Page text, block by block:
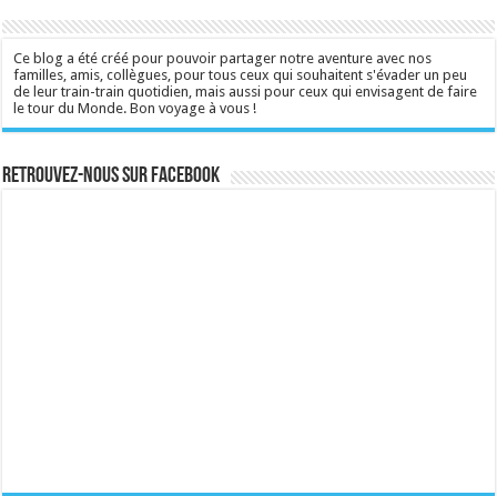
Ce blog a été créé pour pouvoir partager notre aventure avec nos
familles, amis, collègues, pour tous ceux qui souhaitent s'évader un peu
de leur train-train quotidien, mais aussi pour ceux qui envisagent de faire
le tour du Monde. Bon voyage à vous !
Retrouvez-nous sur Facebook